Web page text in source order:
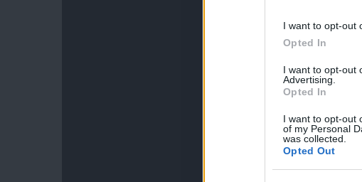
I want to opt-out
Opted In
I want to opt-out
Advertising.
Opted In
I want to opt-out
of my Personal
was collected.
Opted Out